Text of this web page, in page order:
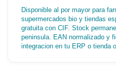
Disponible al por mayor para
supermercados bio y tiendas
gratuita con CIF. Stock
peninsula. EAN normalizado y
integracion en tu ERP o tienda